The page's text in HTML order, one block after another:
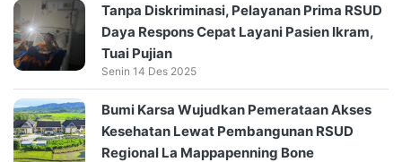
Tanpa Diskriminasi, Pelayanan Prima RSUD
Daya Respons Cepat Layani Pasien Ikram,
Tuai Pujian
Senin 14 Des 2025
Bumi Karsa Wujudkan Pemerataan Akses
Kesehatan Lewat Pembangunan RSUD
Regional La Mappapenning Bone